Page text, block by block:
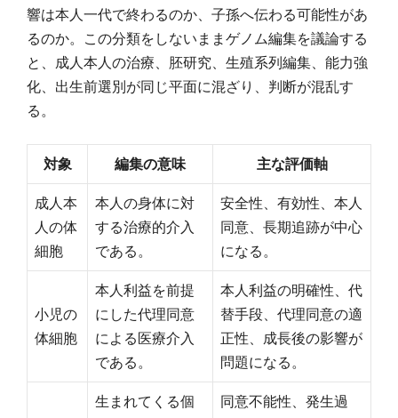
響は本人一代で終わるのか、子孫へ伝わる可能性があ
るのか。この分類をしないままゲノム編集を議論する
と、成人本人の治療、胚研究、生殖系列編集、能力強
化、出生前選別が同じ平面に混ざり、判断が混乱す
る。
対象 編集の意味 主な評価軸
成人本
人の体
細胞
本人の身体に対
する治療的介入
である。
安全性、有効性、本人
同意、長期追跡が中心
になる。
小児の
体細胞
本人利益を前提
にした代理同意
による医療介入
である。
本人利益の明確性、代
替手段、代理同意の適
正性、成長後の影響が
問題になる。
生まれてくる個
同意不能性、発生過